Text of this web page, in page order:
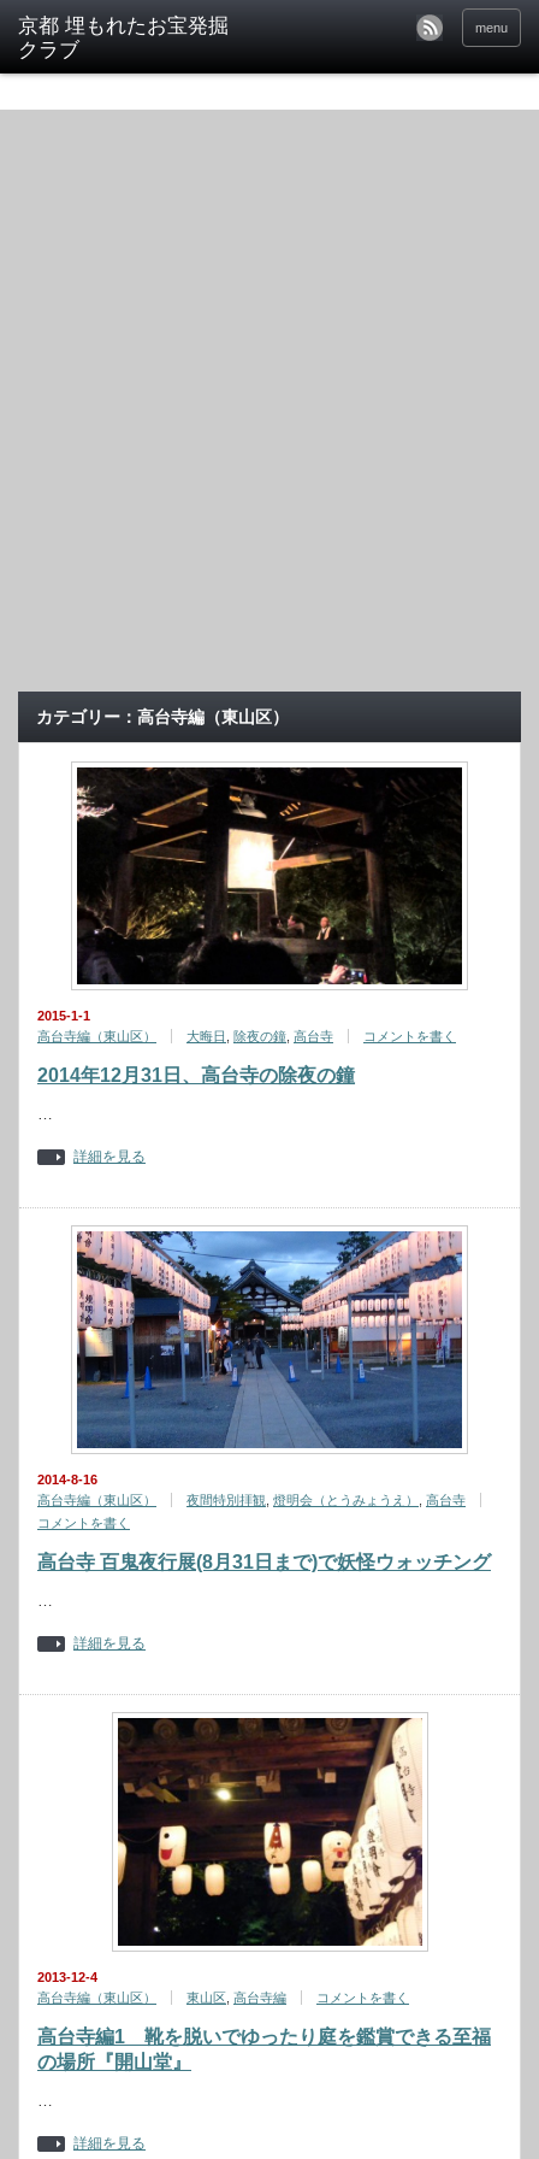
京都 埋もれたお宝発掘
クラブ
menu
カテゴリー：高台寺編（東山区）
2015-1-1
高台寺編（東山区）
大晦日 除夜の鐘 高台寺 コメントを書く
2014年12月31日、高台寺の除夜の鐘
…
詳細を見る
2014-8-16
高台寺編（東山区）
夜間特別拝観 燈明会（とうみょうえ）
高台寺
コメントを書く
高台寺 百鬼夜行展(8月31日まで)で妖怪ウォッチング
詳細を見る
2013-12-4
高台寺編（東山区）
東山区 , 高台寺編 コメントを書く
高台寺編1 靴を脱いでゆったり庭を鑑賞できる至福
の場所『開山堂』
…
詳細を見る